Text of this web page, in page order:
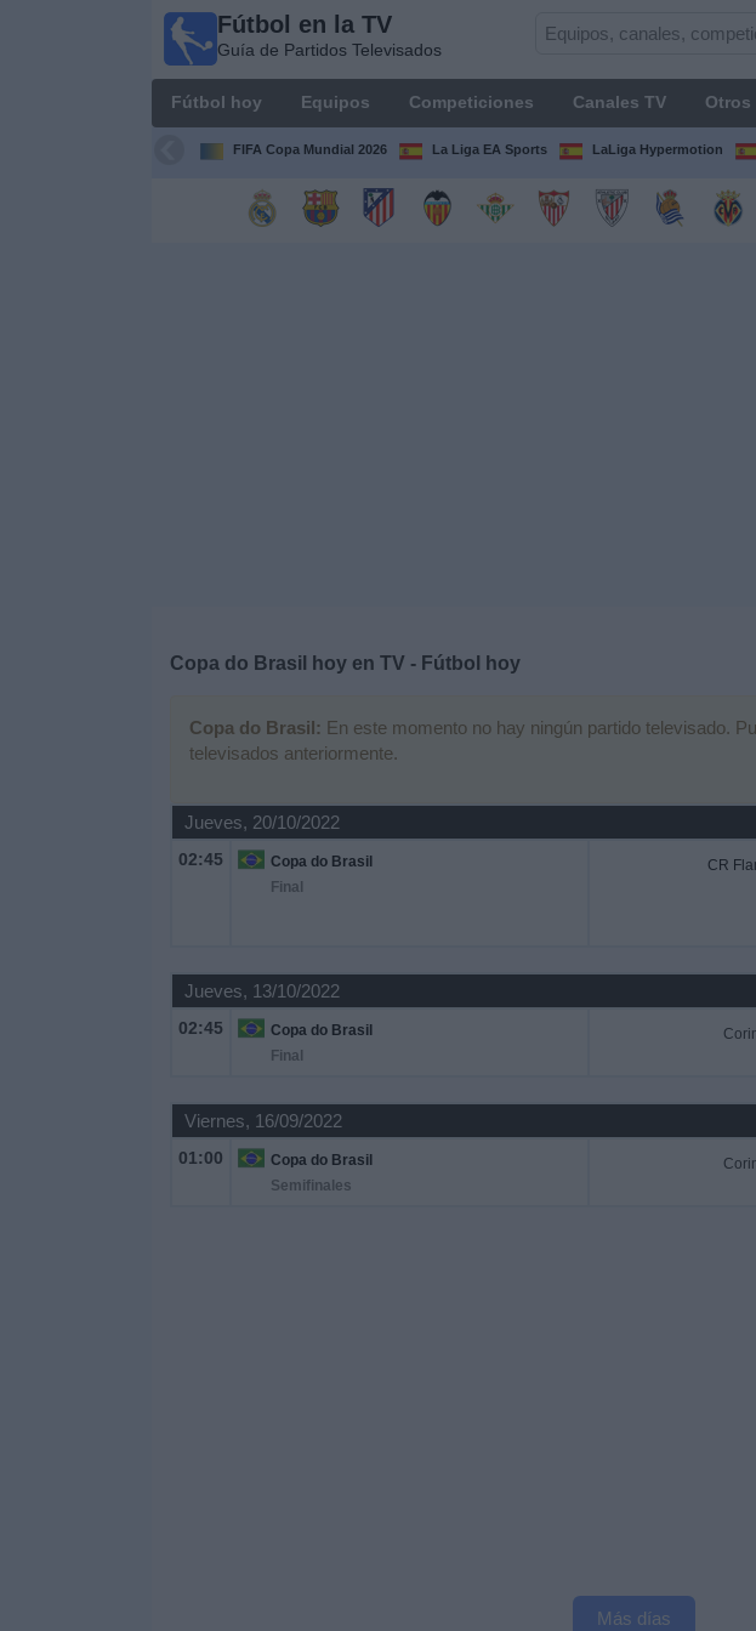
Fútbol en la TV
Guía de Partidos Televisados
Fútbol hoy Equipos Competiciones Canales TV Otros
FIFA Copa Mundial 2026 La Liga EA Sports LaLiga Hypermotion
Copa do Brasil hoy en TV - Fútbol hoy
Copa do Brasil: En este momento no hay ningún partido televisado.
televisados anteriormente.
Jueves, 20/10/2022
02:45
Copa do Brasil
Final
CR
Jueves, 13/10/2022
02:45
Copa do Brasil
Final
Viernes, 16/09/2022
01:00
Copa do Brasil
Semifinales
Más días